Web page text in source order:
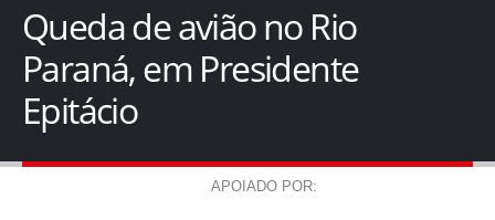
Queda de avião no Rio
Paraná, em Presidente
Epitácio
APOIADO POR: